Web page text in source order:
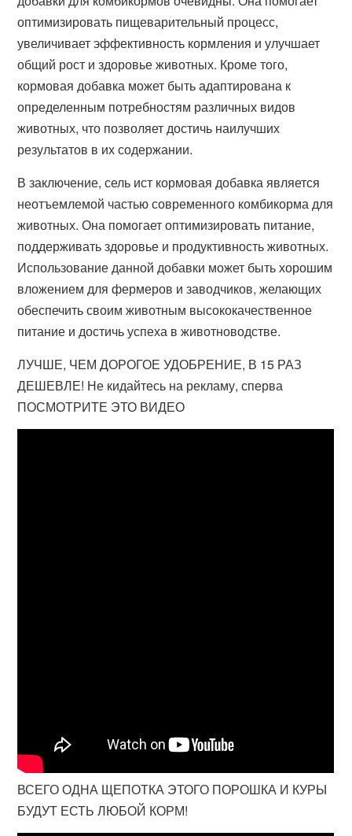
оптимизировать пищеварительный процесс,
увеличивает эффективность кормления и улучшает
общий рост и здоровье животных. Кроме того,
кормовая добавка может быть адаптирована к
определенным потребностям различных видов
животных, что позволяет достичь наилучших
результатов в их содержании.
В заключение, сель ист кормовая добавка является
неотъемлемой частью современного комбикорма для
животных. Она помогает оптимизировать питание,
поддерживать здоровье и продуктивность животных.
Использование данной добавки может быть хорошим
вложением для фермеров и заводчиков, желающих
обеспечить своим животным высококачественное
питание и достичь успеха в животноводстве.
ЛУЧШЕ, ЧЕМ ДОРОГОЕ УДОБРЕНИЕ, В 15 РАЗ
ДЕШЕВЛЕ! Не кидайтесь на рекламу, сперва
ПОСМОТРИТЕ ЭТО ВИДЕО
ВСЕГО ОДНА ЩЕПОТКА ЭТОГО ПОРОШКА И КУРЫ
БУДУТ ЕСТЬ ЛЮБОЙ КОРМ!